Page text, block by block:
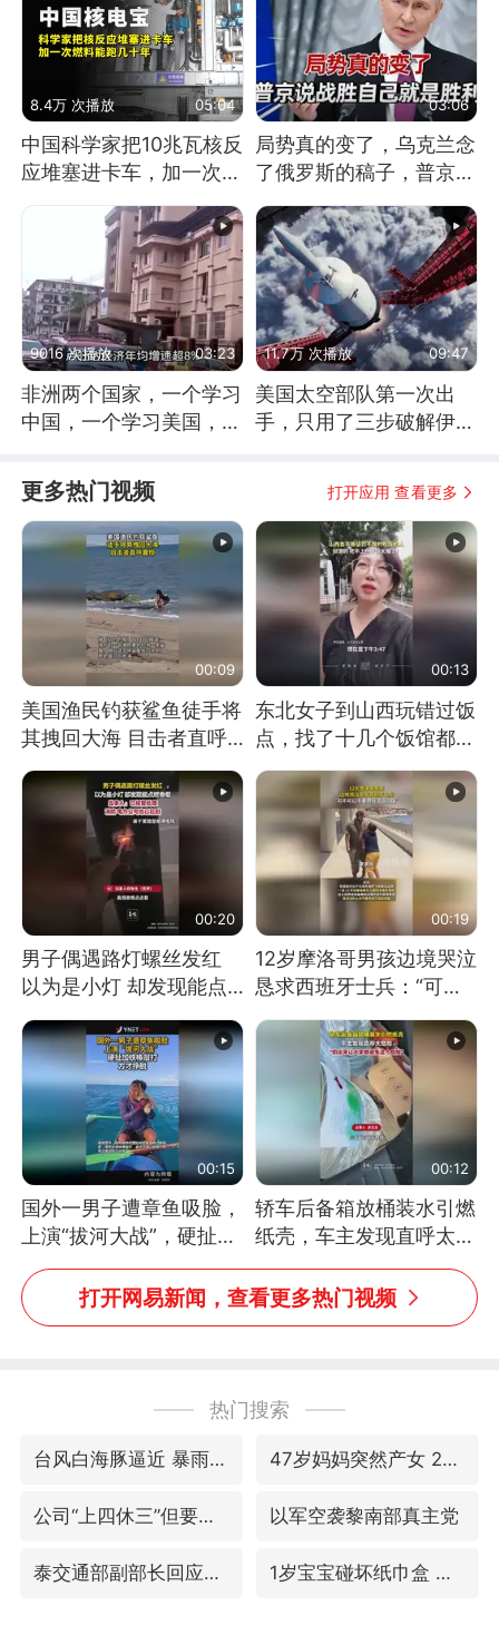
8.4万 次播放 05:04
中国科学家把10兆瓦核反
应堆塞进卡车，加一次燃
03:06
局势真的变了，乌克兰念
了俄罗斯的稿子，普京说
9016 次播放 03:23
非洲两个国家，一个学习
中国，一个学习美国，结
11.7万 次播放 09:47
美国太空部队第一次出
手，只用了三步破解伊朗
更多热门视频 打开应用 查看更多
00:09
美国渔民钓获鲨鱼徒手将
其拽回大海 目击者直呼
震惊 （视频来源：参考
消息）
00:13
东北女子到山西玩错过饭
点，找了十几个饭馆都没
开门：午休到几点
00:20
男子偶遇路灯螺丝发红
以为是小灯 却发现能点
燃香烟 当事人：已报警
处理
00:19
12岁摩洛哥男孩边境哭泣
恳求西班牙士兵：“可不
可以不要把我遣返回国”
00:15
国外一男子遭章鱼吸脸，
上演“拔河大战”，硬扯加
铁棒敲打方才挣脱
00:12
轿车后备箱放桶装水引燃
纸壳，车主发现直呼太危
险，“拍出来让大家都避
免这个危险”
打开网易新闻，查看更多热门视频
热门搜索
台风白海豚逼近 暴雨大暴雨来袭 47岁妈妈突然产女 26岁女儿：很震惊
公司“上四休三”但要降薪1000元 以军空袭黎南部真主党
泰交通部副部长回应中国游客遭歧视 1岁宝宝碰坏纸巾盒 宝妈被索赔924元